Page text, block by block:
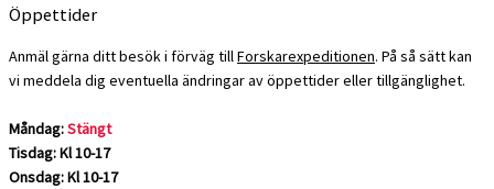
Öppettider
Anmäl gärna ditt besök i förväg tillForskarexpeditionen. På så sätt kan
vi meddela dig eventuella ändringar av öppettider eller tillgänglighet.
Måndag:Stängt
Tisdag: Kl 10-17
Onsdag: Kl 10-17